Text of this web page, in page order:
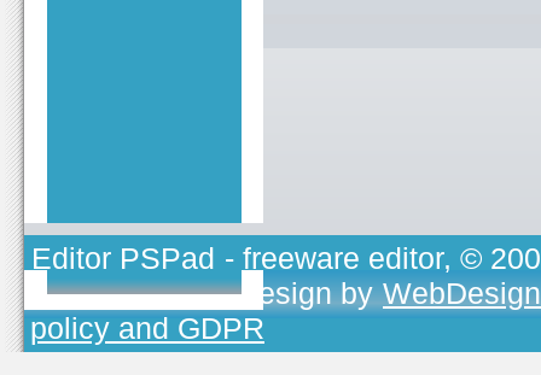
Editor PSPad - freeware editor, ©
TOJEONO.CZ, design by
policy and GDPR